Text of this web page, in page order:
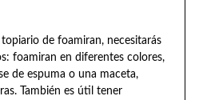
de foamiran, necesitarás
foamiran en diferentes colores,
de espuma o una maceta,
También es útil tener